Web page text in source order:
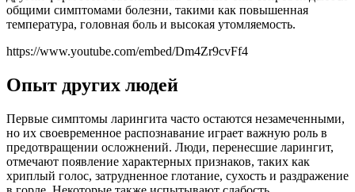
общими симптомами болезни, такими как повышенная
температура, головная боль и высокая утомляемость.
https://www.youtube.com/embed/Dm4Zr9cvFf4
Опыт других людей
Первые симптомы ларингита часто остаются незамеченными,
но их своевременное распознавание играет важную роль в
предотвращении осложнений. Люди, перенесшие ларингит,
отмечают появление характерных признаков, таких как
хриплый голос, затрудненное глотание, сухость и раздражение